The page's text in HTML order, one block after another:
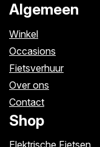
Algemeen
Winkel
Occasions
Fietsverhuur
Over ons
Contact
Shop